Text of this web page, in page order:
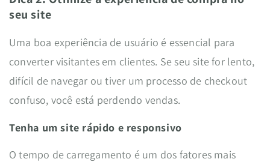
seu site
Uma boa experiência de usuário é essencial para
converter visitantes em clientes. Se seu site for lento,
difícil de navegar ou tiver um processo de checkout
confuso, você está perdendo vendas.
Tenha um site rápido e responsivo
O tempo de carregamento é um dos fatores mais